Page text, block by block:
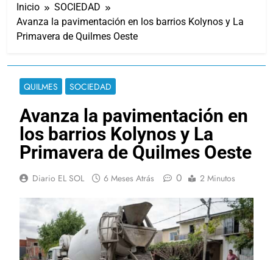
Inicio
SOCIEDAD
Avanza la pavimentación en los barrios Kolynos y La
Primavera de Quilmes Oeste
QUILMES SOCIEDAD
Avanza la pavimentación en
los barrios Kolynos y La
Primavera de Quilmes Oeste
Diario EL SOL 6 Meses Atrás 0 2 Minutos